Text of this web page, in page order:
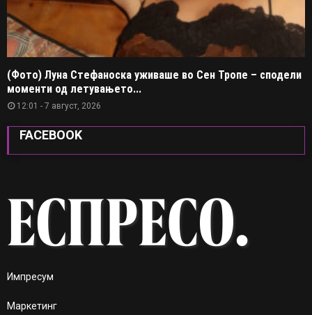
(Фото) Луна Стефаноска уживаше во Сен Тропе – сподели
моменти од летувањето...
12:01 - 7 август, 2026
FACEBOOK
Импресум
Маркетинг